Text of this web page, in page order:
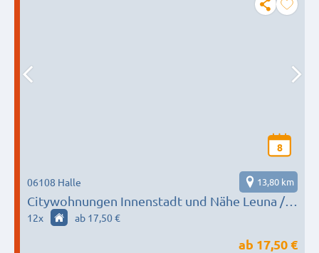
8
Citywohnungen Innenstadt und Nähe Leuna /
Landhäuser im Norden von Halle, 1-8 Gäste
06108 Halle 13,80 km
12x ab 17,50 €
ab 17,50 €